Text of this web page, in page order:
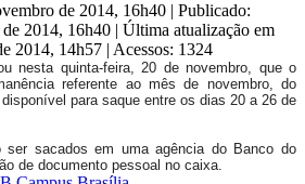
de 2014, 16h40 | Publicado:
2014, 16h40 | Última atualização em
2014, 14h57 | Acessos: 1324
nesta quinta-feira, 20 de novembro, que o
referente ao mês de novembro, do
para saque entre os dias 20 a 26 de
ser sacados em uma agência do Banco do
de documento pessoal no caixa.